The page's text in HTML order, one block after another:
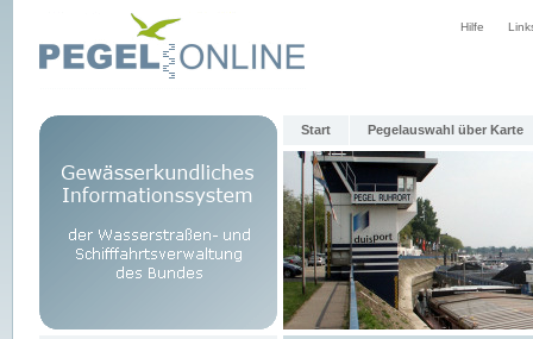
Hilfe
Start Pegelauswahl über Karte